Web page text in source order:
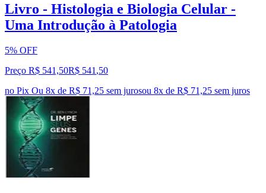
Livro - Histologia e Biologia Celular -
Uma Introdução à Patologia
5% OFF
Preço R$ 541,50R$ 541 ,50
no Pix Ou 8x de R$ 71,25 sem jurosou 8x de R$ 71,25 sem juros